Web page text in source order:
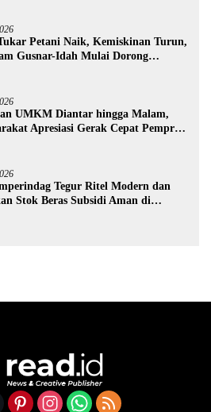
Petani Naik, Kemiskinan Turun,
Gusnar-Idah Mulai Dorong
UMKM Diantar hingga Malam,
Apresiasi Gerak Cepat Pemprov
Tegur Ritel Modern dan
Stok Beras Subsidi Aman di